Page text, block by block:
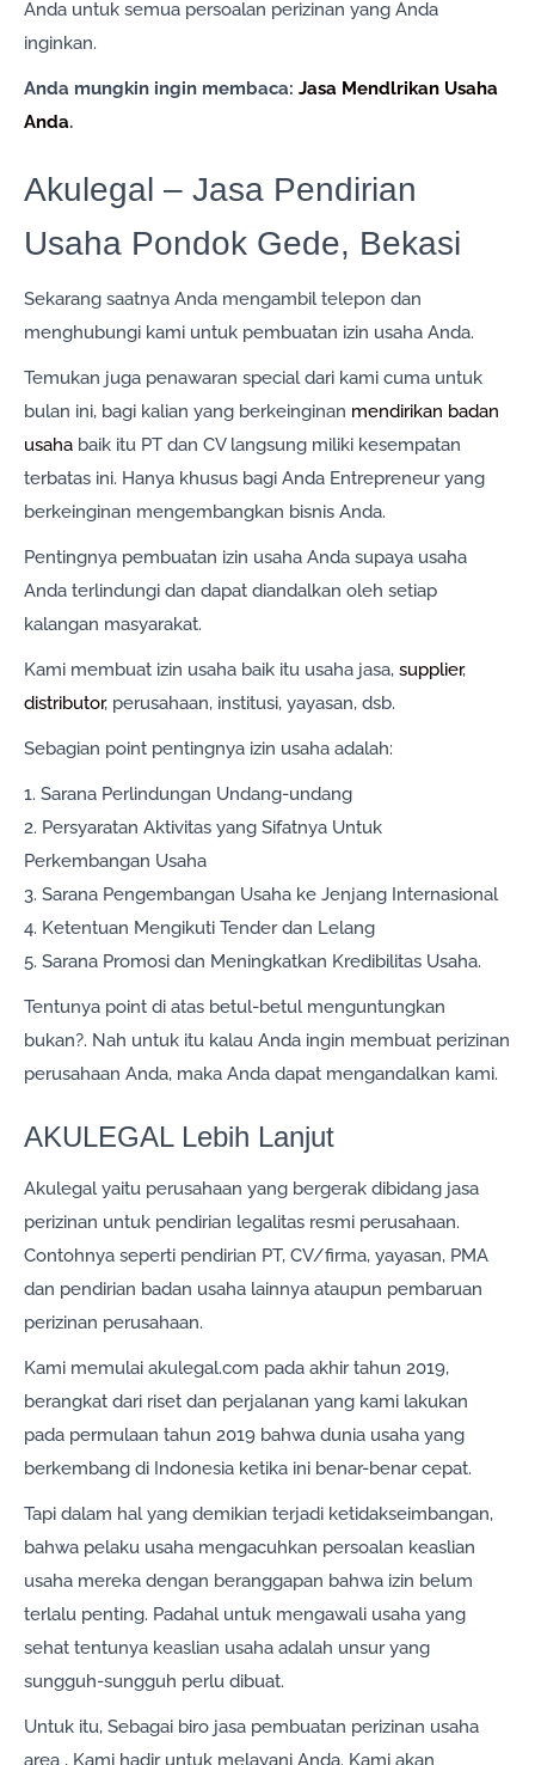
Anda untuk semua persoalan perizinan yang Anda
inginkan.
Anda mungkin ingin membaca: Jasa Mendlrikan Usaha
Anda.
Akulegal – Jasa Pendirian
Usaha Pondok Gede, Bekasi
Sekarang saatnya Anda mengambil telepon dan
menghubungi kami untuk pembuatan izin usaha Anda.
Temukan juga penawaran special dari kami cuma untuk
bulan ini, bagi kalian yang berkeinginan mendirikan badan
usaha baik itu PT dan CV langsung miliki kesempatan
terbatas ini. Hanya khusus bagi Anda Entrepreneur yang
berkeinginan mengembangkan bisnis Anda.
Pentingnya pembuatan izin usaha Anda supaya usaha
Anda terlindungi dan dapat diandalkan oleh setiap
kalangan masyarakat.
Kami membuat izin usaha baik itu usaha jasa, supplier,
distributor, perusahaan, institusi, yayasan, dsb.
Sebagian point pentingnya izin usaha adalah:
1. Sarana Perlindungan Undang-undang
2. Persyaratan Aktivitas yang Sifatnya Untuk
Perkembangan Usaha
3. Sarana Pengembangan Usaha ke Jenjang Internasional
4. Ketentuan Mengikuti Tender dan Lelang
5. Sarana Promosi dan Meningkatkan Kredibilitas Usaha.
Tentunya point di atas betul-betul menguntungkan
bukan?. Nah untuk itu kalau Anda ingin membuat perizinan
perusahaan Anda, maka Anda dapat mengandalkan kami.
AKULEGAL Lebih Lanjut
Akulegal yaitu perusahaan yang bergerak dibidang jasa
perizinan untuk pendirian legalitas resmi perusahaan.
Contohnya seperti pendirian PT, CV/firma, yayasan, PMA
dan pendirian badan usaha lainnya ataupun pembaruan
perizinan perusahaan.
Kami memulai akulegal.com pada akhir tahun 2019,
berangkat dari riset dan perjalanan yang kami lakukan
pada permulaan tahun 2019 bahwa dunia usaha yang
berkembang di Indonesia ketika ini benar-benar cepat.
Tapi dalam hal yang demikian terjadi ketidakseimbangan,
bahwa pelaku usaha mengacuhkan persoalan keaslian
usaha mereka dengan beranggapan bahwa izin belum
terlalu penting. Padahal untuk mengawali usaha yang
sehat tentunya keaslian usaha adalah unsur yang
sungguh-sungguh perlu dibuat.
Untuk itu, Sebagai biro jasa pembuatan perizinan usaha
area , Kami hadir untuk melayani Anda. Kami akan